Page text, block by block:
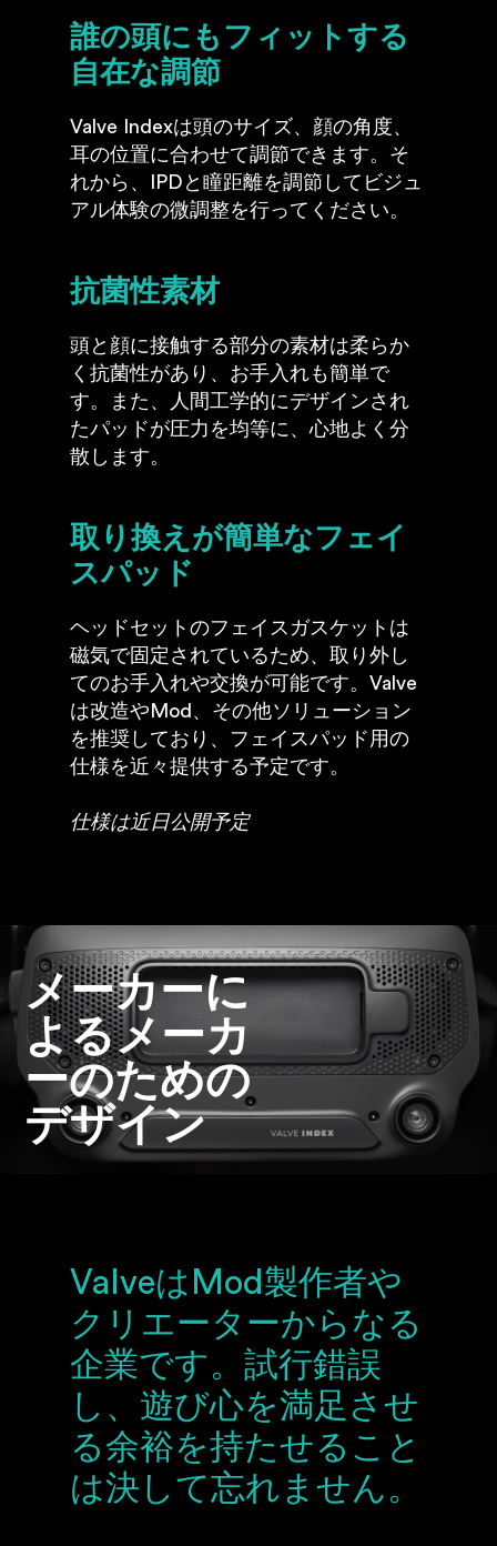
誰の頭にもフィットする
自在な調節
Valve Indexは頭のサイズ、顔の角度、
耳の位置に合わせて調節できます。そ
れから、IPDと瞳距離を調節してビジュ
アル体験の微調整を行ってください。
抗菌性素材
頭と顔に接触する部分の素材は柔らか
く抗菌性があり、お手入れも簡単で
す。また、人間工学的にデザインされ
たパッドが圧力を均等に、心地よく分
散します。
取り換えが簡単なフェイ
スパッド
ヘッドセットのフェイスガスケットは
磁気で固定されているため、取り外し
てのお手入れや交換が可能です。Valve
は改造やMod、その他ソリューション
を推奨しており、フェイスパッド用の
仕様を近々提供する予定です。
仕様は近日公開予定
メーカーに
よるメーカ
ーのための
デザイン
ValveはMod製作者や
クリエーターからなる
企業です。試行錯誤
し、遊び心を満足させ
る余裕を持たせること
は決して忘れません。